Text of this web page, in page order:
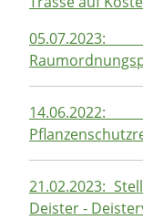
21.02.2023:
Deister -